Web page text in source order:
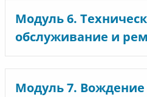
Модуль 6.
обслуживание и
Модуль 7. Вождение